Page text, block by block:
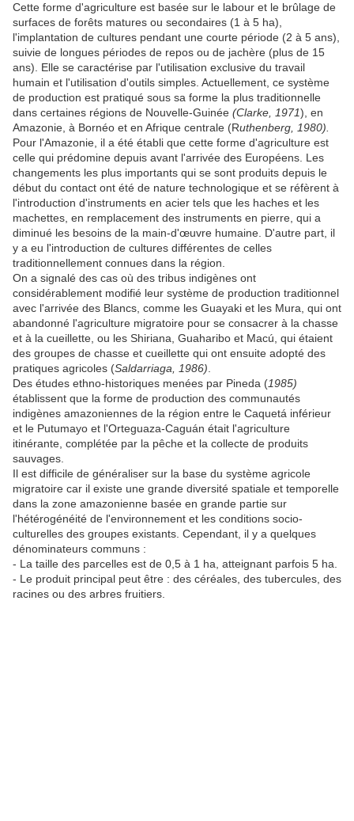
Cette forme d'agriculture est basée sur le labour et le brûlage de
surfaces de forêts matures ou secondaires (1 à 5 ha),
l'implantation de cultures pendant une courte période (2 à 5 ans),
suivie de longues périodes de repos ou de jachère (plus de 15
ans). Elle se caractérise par l'utilisation exclusive du travail
humain et l'utilisation d'outils simples. Actuellement, ce système
de production est pratiqué sous sa forme la plus traditionnelle
dans certaines régions de Nouvelle-Guinée (Clarke, 1971), en
Amazonie, à Bornéo et en Afrique centrale (Ruthenberg, 1980).
Pour l'Amazonie, il a été établi que cette forme d'agriculture est
celle qui prédomine depuis avant l'arrivée des Européens. Les
changements les plus importants qui se sont produits depuis le
début du contact ont été de nature technologique et se réfèrent à
l'introduction d'instruments en acier tels que les haches et les
machettes, en remplacement des instruments en pierre, qui a
diminué les besoins de la main-d'œuvre humaine. D'autre part, il
y a eu l'introduction de cultures différentes de celles
traditionnellement connues dans la région.
On a signalé des cas où des tribus indigènes ont
considérablement modifié leur système de production traditionnel
avec l'arrivée des Blancs, comme les Guayaki et les Mura, qui ont
abandonné l'agriculture migratoire pour se consacrer à la chasse
et à la cueillette, ou les Shiriana, Guaharibo et Macú, qui étaient
des groupes de chasse et cueillette qui ont ensuite adopté des
pratiques agricoles (Saldarriaga, 1986)
Des études ethno-historiques menées par Pineda (1985)
établissent que la forme de production des communautés
indigènes amazoniennes de la région entre le Caquetá inférieur
et le Putumayo et l'Orteguaza-Caguán était l'agriculture
itinérante, complétée par la pêche et la collecte de produits
sauvages.
Il est difficile de généraliser sur la base du système agricole
migratoire car il existe une grande diversité spatiale et temporelle
dans la zone amazonienne basée en grande partie sur
l'hétérogénéité de l'environnement et les conditions socio-
culturelles des groupes existants. Cependant, il y a quelques
dénominateurs communs :
- La taille des parcelles est de 0,5 à 1 ha, atteignant parfois 5 ha.
- Le produit principal peut être : des céréales, des tubercules, des
racines ou des arbres fruitiers.